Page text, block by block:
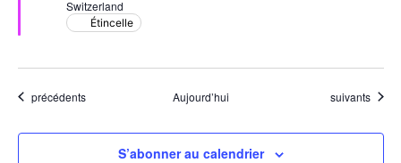
Switzerland
Étincelle
Évènements
précédents Aujourd’hui Évènements
suivants
S’abonner au calendrier